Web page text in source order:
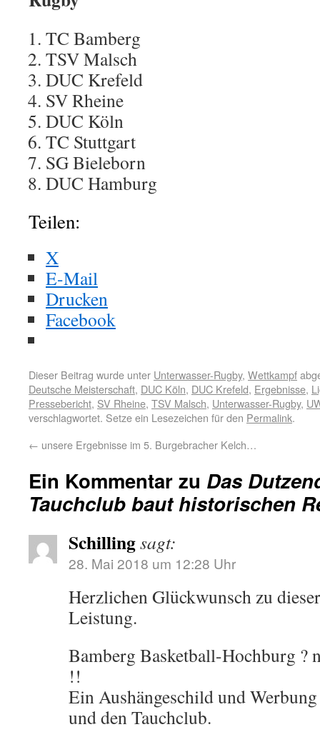
TC Bamberg
TSV Malsch
DUC Krefeld
SV Rheine
DUC Köln
TC Stuttgart
SG Bieleborn
DUC Hamburg
Teilen:
X
E-Mail
Drucken
Facebook
Dieser Beitrag wurde unter Unterwasser-Rugby, Wettkampf
Deutsche Meisterschaft, DUC Köln, DUC Krefeld, Ergebnisse,
Pressebericht, SV Rheine, TSV Malsch, Unterwasser-Rugby,
verschlagwortet. Setze ein Lesezeichen für den Permalink.
← unsere Ergebnisse im 5. Burgebracher Kelch…
Ein Kommentar zu Das
Tauchclub baut historischen
Schillingsagt:
28. Mai 2018 um 12:28 Uhr
Herzlichen Glückwunsch zu
Leistung.
Bamberg Basketball-Hochburg ?
!!
Ein Aushängeschild und
und den Tauchclub.